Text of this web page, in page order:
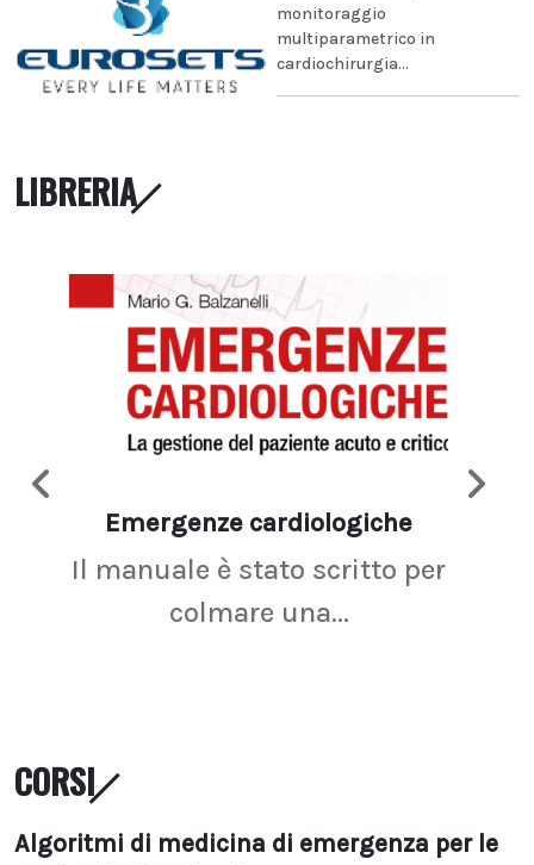
monitoraggio
multiparametrico in
cardiochirurgia...
LIBRERIA
Emergenze cardiologiche
Il manuale è stato scritto per
colmare una...
CORSI
Algoritmi di medicina di emergenza per le